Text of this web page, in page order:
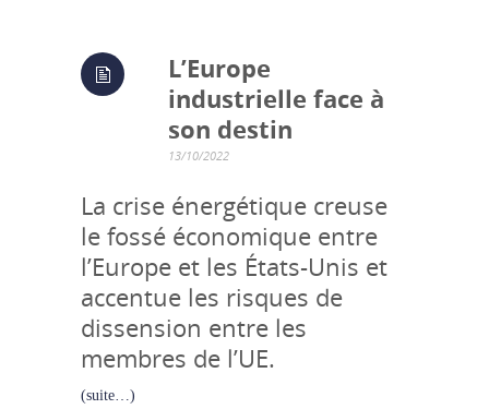
L’Europe
industrielle face à
son destin
13/10/2022
La crise énergétique creuse
le fossé économique entre
l’Europe et les États-Unis et
accentue les risques de
dissension entre les
membres de l’UE.
(suite…)